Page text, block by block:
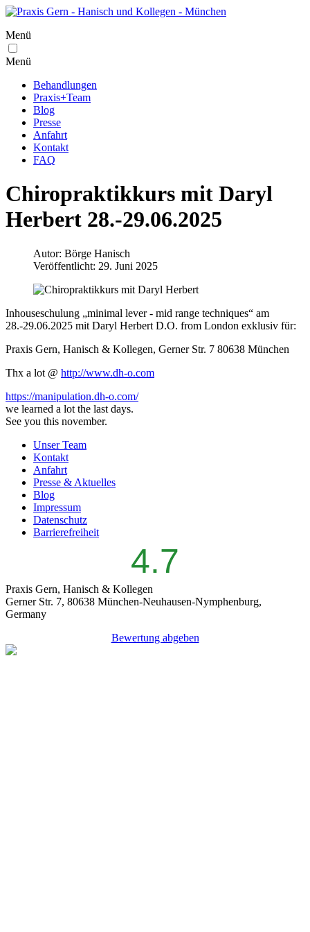
Menü
Menü
Behandlungen
Praxis+Team
Blog
Presse
Anfahrt
Kontakt
FAQ
Chiropraktikkurs mit Daryl
Herbert 28.-29.06.2025
Autor: Börge Hanisch
Veröffentlicht: 29. Juni 2025
Inhouseschulung „minimal lever - mid range techniques“ am
28.-29.06.2025 mit Daryl Herbert D.O. from London exklusiv für:
Praxis Gern, Hanisch & Kollegen, Gerner Str. 7 80638 München
Thx a lot @ http://www.dh-o.com
https://manipulation.dh-o.com/
we learned a lot the last days.
See you this november.
Unser Team
Kontakt
Anfahrt
Presse & Aktuelles
Blog
Impressum
Datenschutz
Barrierefreiheit
4.7
Praxis Gern, Hanisch & Kollegen
Gerner Str. 7, 80638 München-Neuhausen-Nymphenburg,
Germany
Bewertung abgeben